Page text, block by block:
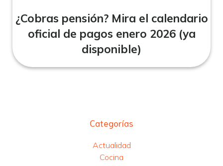
¿Cobras pensión? Mira el calendario
oficial de pagos enero 2026 (ya
disponible)
Categorías
Actualidad
Cocina